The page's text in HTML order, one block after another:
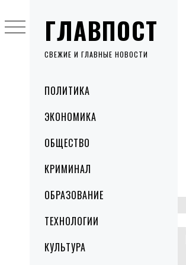
ГЛАВПОСТ
СВЕЖИЕ И ГЛАВНЫЕ НОВОСТИ
MenuПОЛИТИКА
ЭКОНОМИКА
ОБЩЕСТВО
КРИМИНАЛ
ОБРАЗОВАНИЕ
ТЕХНОЛОГИИ
КУЛЬТУРА
to
content